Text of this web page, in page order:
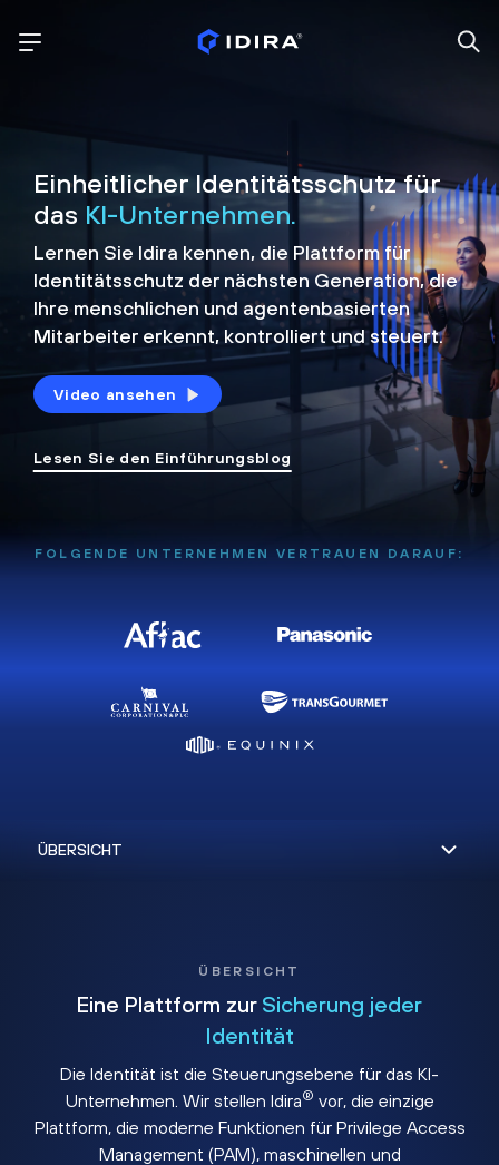
Einheitlicher Identitätsschutz für
das KI-Unternehmen.
Lernen Sie Idira kennen, die Plattformfür
Identitätsschutz der nächsten Generation, die
Ihre menschlichen und agentenbasierten
Mitarbeiter erkennt, kontrolliert undsteuert.
Video ansehen
Lesen Sie den Einführungsblog
FOLGENDE UNTERNEHMEN VERTRAUEN DARAUF:
ÜBERSICHT
Eine Plattform zur Sicherung jeder
Identität
Die Identität ist die Steuerungsebene für das KI-
Unternehmen. Wir stellen Idira® vor, die einzige
Plattform, die moderne Funktionen für Privilege Access
Management (PAM), maschinellen und